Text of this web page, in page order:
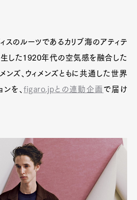
スのルーツであるカリブ海のアティテ
生した1920年代の空気感を融合した
ンズ、ウィメンズともに共通した世界
を、figaro.jpとの連動企画 で届け